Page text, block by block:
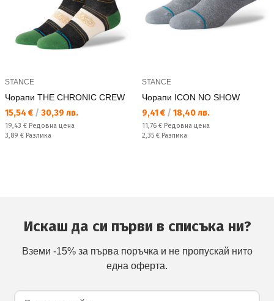
STANCE
Чорапи THE CHRONIC CREW
Текуща цена:
15,54 € / 30,39 лв.
Редовна цена:
19,43 € Редовна цена
Спестявате:
3,89 € Разлика
STANCE
Чорапи ICON NO SHOW
Текуща цена:
9,41 € / 18,40 лв.
Редовна цена:
11,76 € Редовна цена
Спестявате:
2,35 € Разлика
Искаш да си първи в списъка ни?
Вземи -15% за първа поръчка и не пропускай нито
една оферта.